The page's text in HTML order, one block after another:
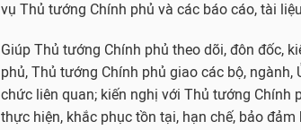
vụ Thủ tướng Chính phủ và các báo cáo, tài
Giúp Thủ tướng Chính phủ theo dõi, đôn đốc,
phủ, Thủ tướng Chính phủ giao các bộ,
chức liên quan; kiến nghị với Thủ tướng Chính
thực hiện, khắc phục tồn tại, hạn chế, bảo